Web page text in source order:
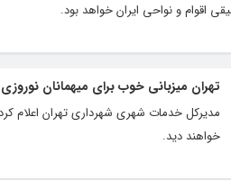
اقوام و نواحی ایران خواهد بود.
تهران میزبانی خوب برای میهمانان نوروزی
مدیرکل خدمات شهری شهرداری تهران اعلام
خواهند دید.